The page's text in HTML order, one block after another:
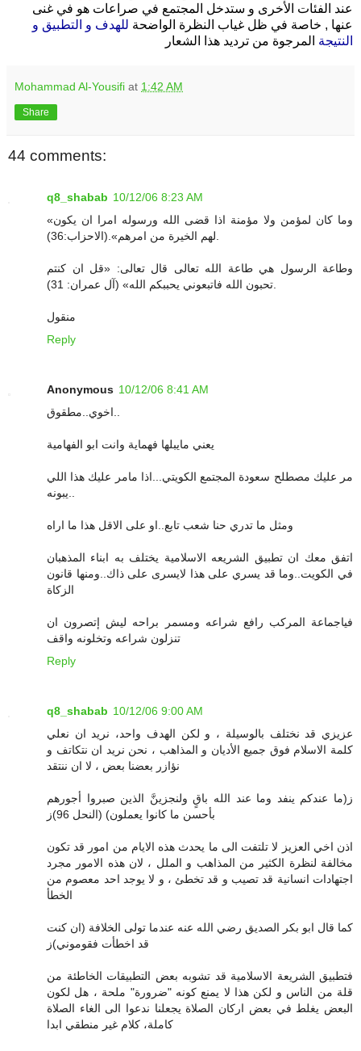
عند الفئات الأخرى و ستدخل المجتمع في صراعات هو في غنى
عنها , خاصة في ظل غياب النظرة الواضحة للهدف و التطبيق و
النتيجة المرجوة من ترديد هذا الشعار
Mohammad Al-Yousifi at 1:42 AM
Share
44 comments:
q8_shabab 10/12/06 8:23 AM
«وما كان لمؤمن ولا مؤمنة اذا قضى الله ورسوله امرا ان يكون
وطاعة الرسول هي طاعة الله تعالى قال تعالى: «قل ان كنتم
منقول
Reply
Anonymous 10/12/06 8:41 AM
يعني مايبلها فهماية وانت ابو الفهامية
مر عليك مصطلح سعودة المجتمع الكويتي...اذا مامر عليك هذا اللي
ومثل ما تدري حنا شعب تابع..او على الاقل هذا ما اراه
اتفق معك ان تطبيق الشريعه الاسلامية يختلف به ابناء المذهبان
في الكويت..وما قد يسري على هذا لايسرى على ذاك..ومنها قانون
الزكاة
فياجماعة المركب رافع شراعه ومسمر براحه ليش إتصرون ان
تنزلون شراعه وتخلونه واقف
Reply
q8_shabab 10/12/06 9:00 AM
عزيزي قد نختلف بالوسيلة ، و لكن الهدف واحد، نريد ان نعلي
كلمة الاسلام فوق جميع الأديان و المذاهب ، نحن نريد ان نتكاتف و
نؤازر بعضنا بعض ، لا ان ننتقد
ز(ما عندكم ينفد وما عند الله باقٍ ولنجزينَّ الذين صبروا أجورهم
بأحسن ما كانوا يعملون) (النحل 96)ز
اذن اخي العزيز لا تلتفت الى ما يحدث هذه الايام من امور قد تكون
مخالفة لنظرة الكثير من المذاهب و الملل ، لان هذه الامور مجرد
اجتهادات انسانية قد تصيب و قد تخطئ ، و لا يوجد احد معصوم من
الخطأ
كما قال ابو بكر الصديق رضي الله عنه عندما تولى الخلافة (ان كنت
قد اخطأت فقوموني)ز
فتطبيق الشريعة الاسلامية قد تشوبه بعض التطبيقات الخاطئة من
قلة من الناس و لكن هذا لا يمنع كونه "ضرورة" ملحة ، هل لكون
البعض يغلط في بعض اركان الصلاة يجعلنا ندعوا الى الغاء الصلاة
كاملة، كلام غير منطقي ابدا